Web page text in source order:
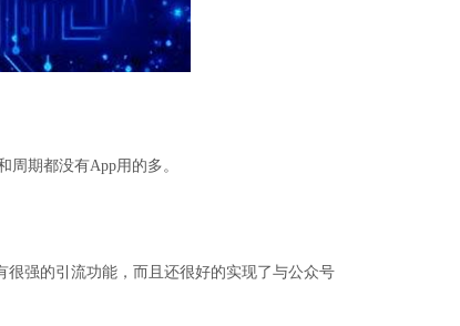
期都没有App用的多。
强的引流功能，而且还很好的实现了与公众号